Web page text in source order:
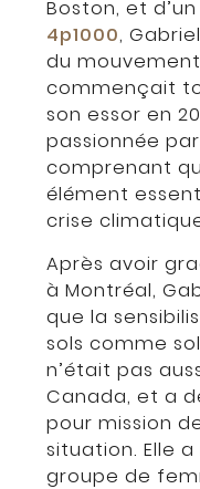
Boston, et
4p1000,
du
commençait
son essor en
passionnée
comprenant
élément
crise
Après avoir
à Montréal,
que la
sols comme
n’était pas
Canada, et a
pour mission
situation. Elle
groupe de